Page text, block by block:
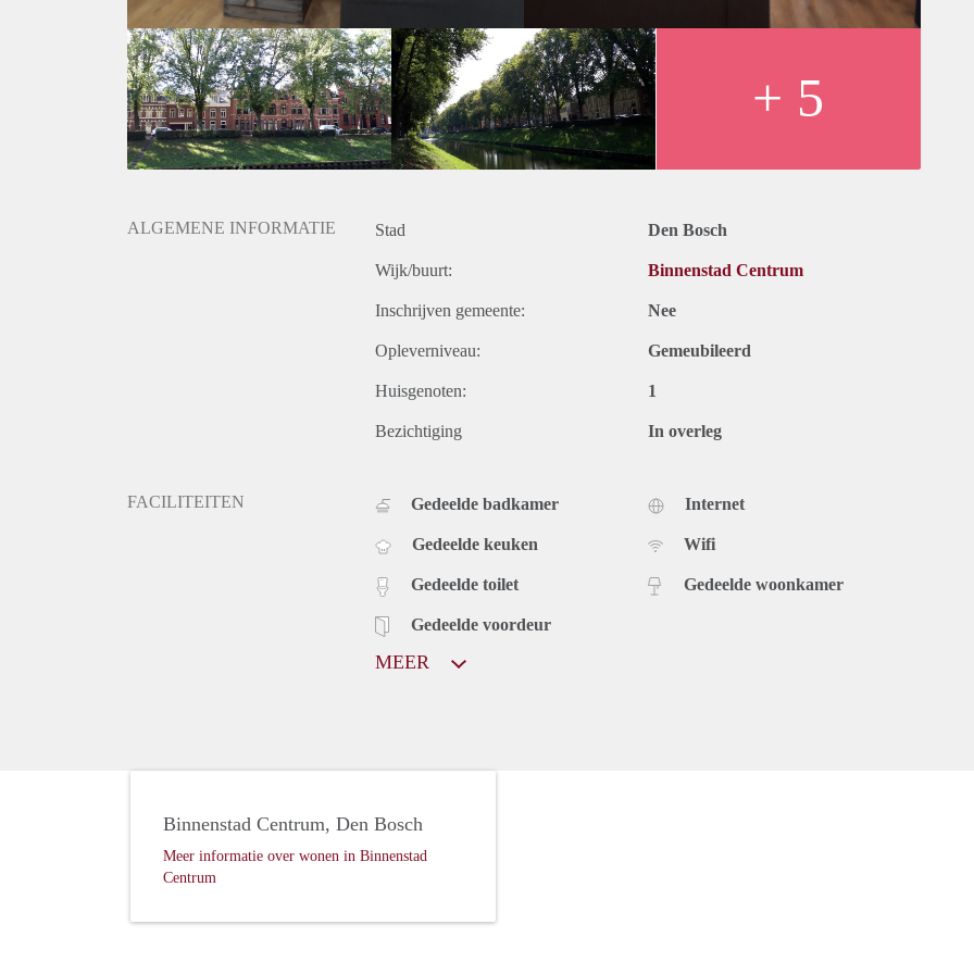
+ 5
ALGEMENE INFORMATIE Stad Den Bosch
Wijk/buurt: Binnenstad Centrum
Inschrijven gemeente: Nee
Opleverniveau: Gemeubileerd
Huisgenoten: 1
Bezichtiging In overleg
FACILITEITEN Gedeelde badkamer
Gedeelde keuken
Gedeelde toilet
Gedeelde voordeur
Internet
Wifi
Gedeelde woonkamer
MEER
Binnenstad Centrum, Den Bosch
Meer informatie over wonen in Binnenstad
Centrum